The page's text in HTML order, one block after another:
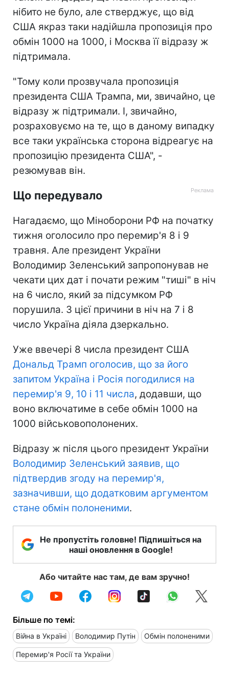
нібито не було, але стверджує, що від
США якраз таки надійшла пропозиція про
обмін 1000 на 1000, і Москва її відразу ж
підтримала.
"Тому коли прозвучала пропозиція
президента США Трампа, ми, звичайно, це
відразу ж підтримали. І, звичайно,
розраховуємо на те, що в даному випадку
все таки українська сторона відреагує на
пропозицію президента США", -
резюмував він.
Що передувало
Нагадаємо, що Міноборони РФ на початку
тижня оголосило про перемир'я 8 і 9
травня. Але президент України
Володимир Зеленський запропонував не
чекати цих дат і почати режим "тиші" в ніч
на 6 число, який за підсумком РФ
порушила. З цієї причини в ніч на 7 і 8
число Україна діяла дзеркально.
Уже ввечері 8 числа президент США
Дональд Трамп оголосив, що за його
запитом Україна і Росія погодилися на
перемир'я 9, 10 і 11 числа, додавши, що
воно включатиме в себе обмін 1000 на
1000 військовополонених.
Відразу ж після цього президент України
Володимир Зеленський заявив, що
підтвердив згоду на перемир'я,
зазначивши, що додатковим аргументом
стане обмін полоненими.
Не пропустіть головне! Підпишіться на
наші оновлення в Google!
Або читайте нас там, де вам зручно!
Більше по темі:
Війна в Україні Володимир Путін Обмін полоненими
Перемир'я Росії та України